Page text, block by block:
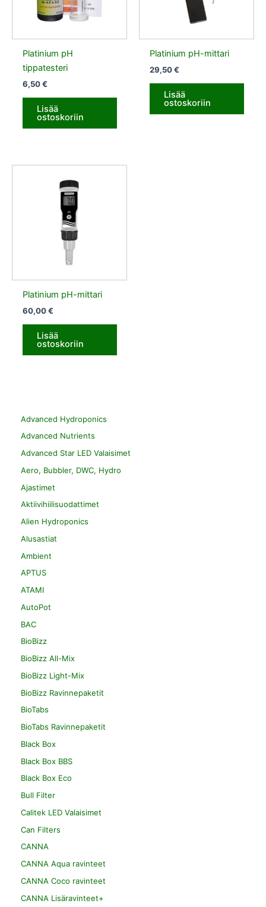
Advanced Hydroponics
Advanced Nutrients
Advanced Star LED Valaisimet
Aero, Bubbler, DWC, Hydro
Ajastimet
Aktiivihiilisuodattimet
Alien Hydroponics
Alusastiat
Ambient
APTUS
ATAMI
AutoPot
BAC
BioBizz
BioBizz All-Mix
BioBizz Light-Mix
BioBizz Ravinnepaketit
BioTabs
BioTabs Ravinnepaketit
Black Box
Black Box BBS
Black Box Eco
Bull Filter
Calitek LED Valaisimet
Can Filters
CANNA
CANNA Aqua ravinteet
CANNA Coco ravinteet
CANNA Lisäravinteet+
Platinium pH
tippatesteri
6,50€
Lisää
ostoskoriin
Platinium pH-mittari
29,50€
Lisää
ostoskoriin
Platinium pH-mittari
60,00€
Lisää
ostoskoriin